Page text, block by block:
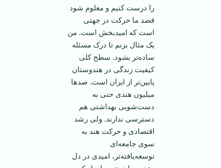
را درست کنیم و معلوم شود
قصد ما حرکت در جهتی
است که امیدبخش است. من
یک مثال بزنم تا درک مسئله
ساده‌تر بشود. سطح کلی
کیفیت زندگی در هندوستان
پایین‌تر از ایران است. صدها
میلیون هندی حتی به
دست‌شویی بهداشتی هم
دسترسی ندارند. ولی رشد
اقتصادی و حرکت هند به
سوی جامعه‌ای
توسعه‌یافته‌تر، امیدی در دل